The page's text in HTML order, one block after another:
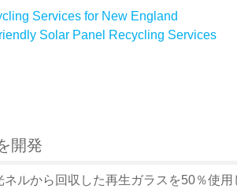
Services for New England
Solar Panel Recycling Services
開発
ルから回収した再生ガラスを50％使用